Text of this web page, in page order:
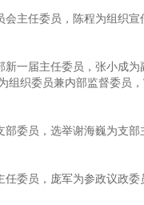
主任委员，陈程为组织宣
一届主任委员，张小成
织委员兼内部监督委员
委员，选举谢海巍为支部
委员，庞军为参政议政委